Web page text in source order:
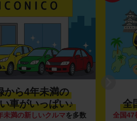
から4年未満の
車がいっぱい♪
未満の新しいクルマを多数
全
全国47